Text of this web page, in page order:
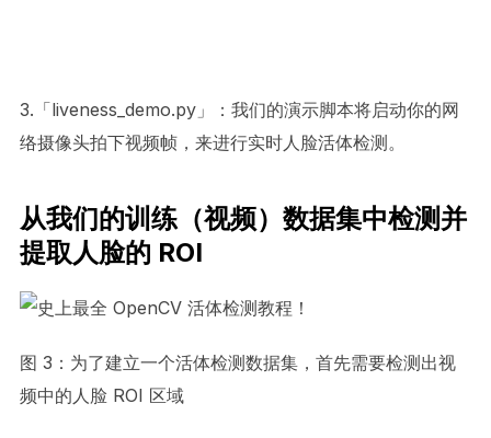
3.「liveness_demo.py」：我们的演示脚本将启动你的网
络摄像头拍下视频帧，来进行实时人脸活体检测。
从我们的训练（视频）数据集中检测并
提取人脸的 ROI
图 3：为了建立一个活体检测数据集，首先需要检测出视
频中的人脸 ROI 区域